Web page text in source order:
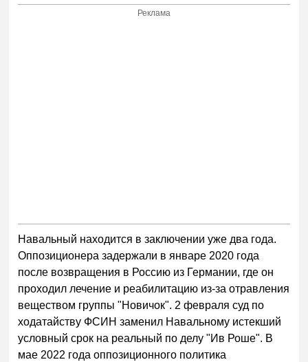
Реклама
Навальный находится в заключении уже два года.
Оппозиционера задержали в январе 2020 года
после возвращения в Россию из Германии, где он
проходил лечение и реабилитацию из-за отравления
веществом группы "Новичок". 2 февраля суд по
ходатайству ФСИН заменил Навальному истекший
условный срок на реальный по делу "Ив Роше". В
мае 2022 года оппозиционного политика